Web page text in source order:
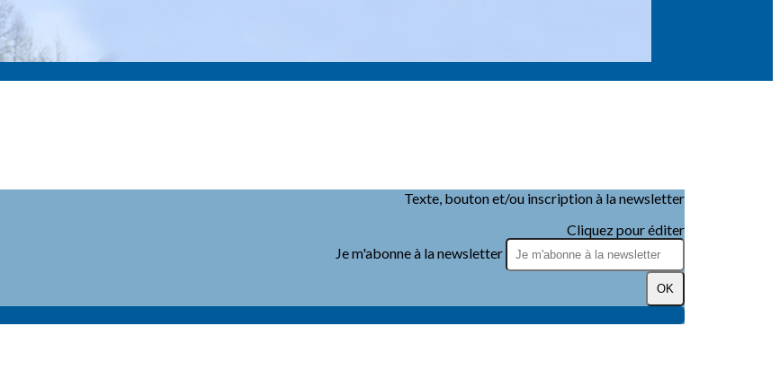
Texte, bouton et/ou inscription à la newsletter
Cliquez pour éditer
Je m'abonne à la newsletter
OK